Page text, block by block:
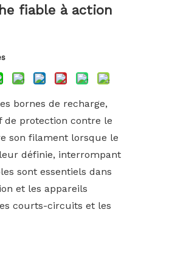
Türk dili
fiable à action
bornes de recharge,
de protection contre le
son filament lorsque le
définie, interrompant
sont essentiels dans
et les appareils
courts-circuits et les